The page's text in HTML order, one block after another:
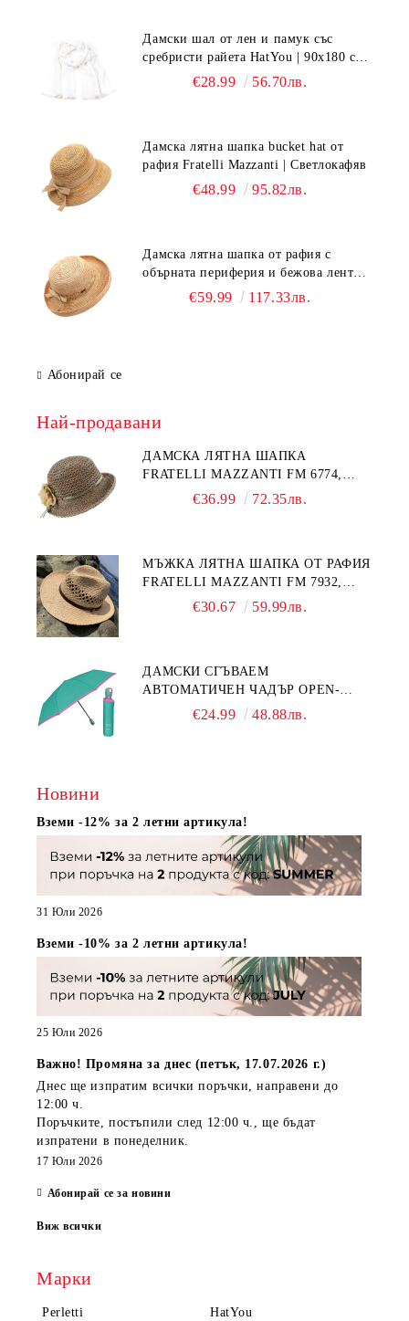
Дамски шал от лен и памук със
сребристи райета HatYou | 90x180 см |
€28.99 56.70лв.
Дамска лятна шапка bucket hat от
рафия Fratelli Mazzanti | Светлокафяв
€48.99 95.82лв.
Дамска лятна шапка от рафия с
обърната периферия и бежова лента
Fratelli Mazzanti | Натурален
€59.99 117.33лв.
Абонирай се
Най-продавани
ДАМСКА ЛЯТНА ШАПКА
FRATELLI MAZZANTI FM 6774,
НАТУРАЛЕН/ЖЪЛТО ЦВЕТЕ
€36.99 72.35лв.
МЪЖКА ЛЯТНА ШАПКА ОТ РАФИЯ
FRATELLI MAZZANTI FM 7932,
НАТУРАЛЕН
€30.67 59.99лв.
ДАМСКИ СГЪВАЕМ
АВТОМАТИЧЕН ЧАДЪР OPEN-
CLOSE | PERLETTI TECHNOLOGY
€24.99 48.88лв.
Новини
Вземи -12% за 2 летни артикула!
31 Юли 2026
Вземи -10% за 2 летни артикула!
25 Юли 2026
Важно! Промяна за днес (петък, 17.07.2026 г.)
Днес ще изпратим всички поръчки, направенидо
12:00 ч.
Поръчките, постъпили след 12:00 ч. , ще бъдат
изпратени в понеделник.
17 Юли 2026
Абонирай се за новини
Виж всички
Марки
Perletti HatYou